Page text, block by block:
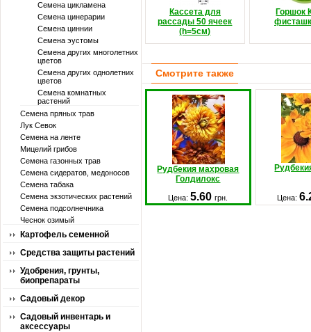
Семена цикламена
Семена цинерарии
Семена циннии
Семена эустомы
Семена других многолетних
цветов
Семена других однолетних
цветов
Семена комнатных
растений
Семена пряных трав
Лук Севок
Семена на ленте
Мицелий грибов
Семена газонных трав
Семена сидератов, медоносов
Семена табака
Семена экзотических растений
Семена подсолнечника
Чеснок озимый
Картофель семенной
Средства защиты растений
Удобрения, грунты,
биопрепараты
Садовый декор
Садовый инвентарь и
аксессуары
Кассета для
рассады 50 ячеек
(h=5см)
Горшок
Смотрите также
Рудбекия махровая
Голдилокс
Цена:5.60грн. Цена: